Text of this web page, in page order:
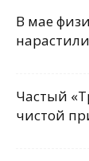
В мае
Частый
чистой